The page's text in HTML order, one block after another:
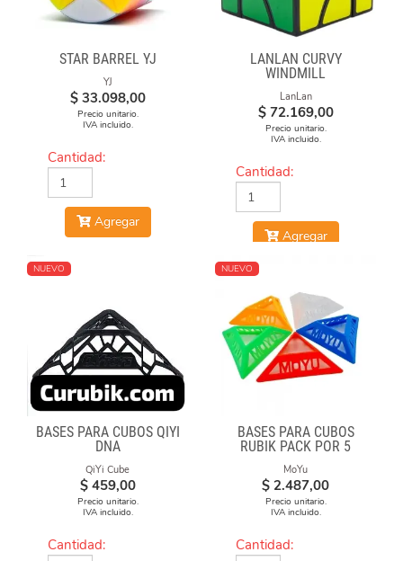
STAR BARREL YJ
YJ
$ 33.098,00
Precio unitario.
IVA incluido.
Cantidad:
Agregar
LANLAN CURVY
WINDMILL
LanLan
$ 72.169,00
Precio unitario.
IVA incluido.
Cantidad:
Agregar
NUEVO
BASES PARA CUBOS QIYI
DNA
QiYi Cube
$ 459,00
Precio unitario.
IVA incluido.
Cantidad:
NUEVO
BASES PARA CUBOS
RUBIK PACK POR 5
UNIDADES
MoYu
$ 2.487,00
Precio unitario.
IVA incluido.
Cantidad: